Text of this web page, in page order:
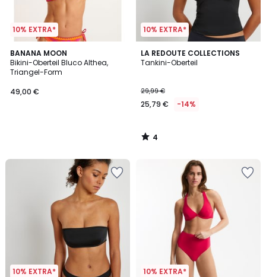
10% EXTRA*
BANANA MOON
Bikini-Oberteil Bluco Althea,
Triangel-Form
49,00 €
10% EXTRA*
LA REDOUTE COLLECTIONS
Tankini-Oberteil
29,99 €
25,79 € -14%
4
/
4
/
10% EXTRA* 10% EXTRA*